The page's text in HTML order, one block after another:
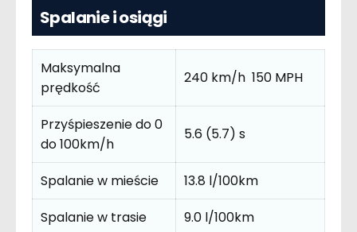
Spalanie i osiągi
Maksymalna
prędkość
240 km/h 150 MPH
Przyśpieszenie do 0
do 100km/h
5.6 (5.7) s
Spalanie w mieście
13.8 l/100km
Spalanie w trasie
9.0 l/100km